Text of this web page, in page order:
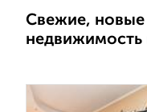
Свежие,
недвижимость